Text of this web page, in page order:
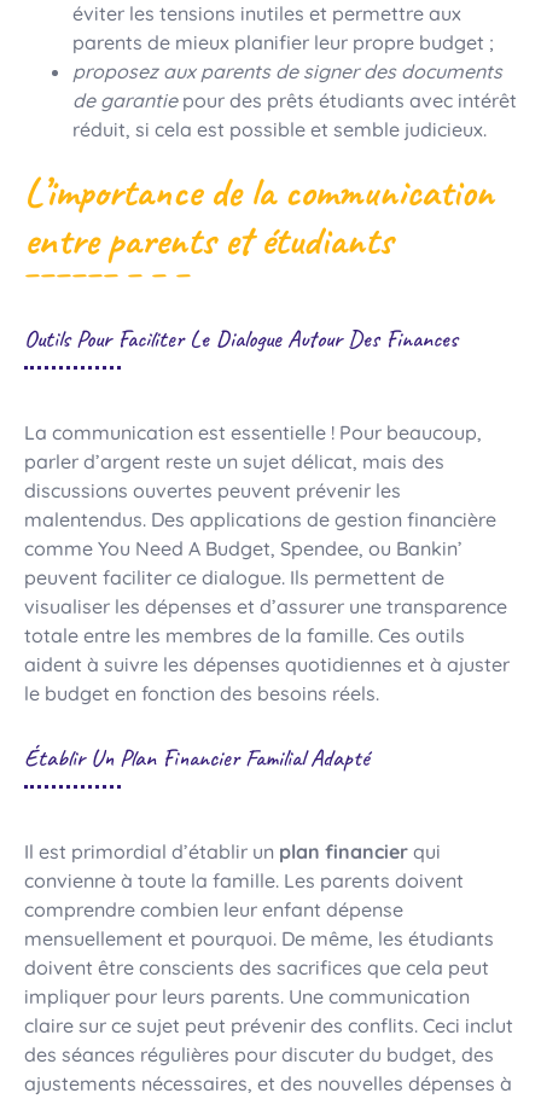
éviter les tensions inutiles et permettre aux
parents de mieux planifier leur propre budget ;
proposez aux parents de signer des documents
de garantiepour des prêts étudiants avec intérêt
réduit, si cela est possible et semble judicieux.
L’importance de la communication
entre parents et étudiants
Outils Pour Faciliter Le Dialogue Autour Des Finances
La communication est essentielle ! Pour beaucoup,
parler d’argent reste un sujet délicat, mais des
discussions ouvertes peuvent prévenir les
malentendus. Des applications de gestion financière
comme You Need A Budget, Spendee, ou Bankin’
peuvent faciliter ce dialogue. Ils permettent de
visualiser les dépenses et d’assurer une transparence
totale entre les membres de la famille. Ces outils
aident à suivre les dépenses quotidiennes et à ajuster
le budget en fonction des besoins réels.
Établir Un Plan Financier Familial Adapté
Il est primordial d’établir un plan financier qui
convienne à toute la famille. Les parents doivent
comprendre combien leur enfant dépense
mensuellement et pourquoi. De même, les étudiants
doivent être conscients des sacrifices que cela peut
impliquer pour leurs parents. Une communication
claire sur ce sujet peut prévenir des conflits. Ceci inclut
des séances régulières pour discuter du budget, des
ajustements nécessaires, et des nouvelles dépenses à